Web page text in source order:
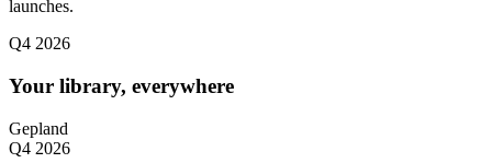
launches.
Q4 2026
Your library, everywhere
Gepland
Q4 2026